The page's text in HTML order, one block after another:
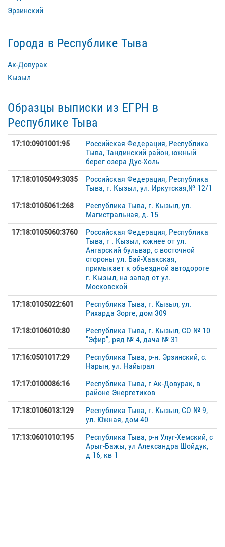
Эрзинский
Города в Республике Тыва
Ак-Довурак
Кызыл
Образцы выписки из ЕГРН в
Республике Тыва
17:10:0901001:95
Российская Федерация, Республика
Тыва, Тандинский район, южный
берег озера Дус-Холь
17:18:0105049:3035
Российская Федерация, Республика
Тыва, г. Кызыл, ул. Иркутская,№ 12/1
17:18:0105061:268
Республика Тыва, г. Кызыл, ул.
Магистральная, д. 15
17:18:0105060:3760
Российская Федерация, Республика
Тыва, г . Кызыл, южнее от ул.
Ангарский бульвар, с восточной
стороны ул. Бай-Хаакская,
примыкает к объездной автодороге
г. Кызыл, на запад от ул.
Московской
17:18:0105022:601
Республика Тыва, г. Кызыл, ул.
Рихарда Зорге, дом 309
17:18:0106010:80
Республика Тыва, г. Кызыл, СО № 10
"Эфир", ряд № 4, дача № 31
17:16:0501017:29
Республика Тыва, р-н. Эрзинский, с.
Нарын, ул. Найырал
17:17:0100086:16
Республика Тыва, г Ак-Довурак, в
районе Энергетиков
17:18:0106013:129
Республика Тыва, г. Кызыл, СО № 9,
ул. Южная, дом 40
17:13:0601010:195
Республика Тыва, р-н Улуг-Хемский, с
Арыг-Бажы, ул Александра Шойдук,
д 16, кв 1